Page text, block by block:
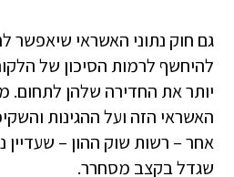
גם חוק נתוני האשראי שיאפשר
להיחשף לרמות הסיכון של
יותר את החדירה שלהן לתחום.
האשראי הזה ועל ההגינות
אחר – רשות שוק ההון – שעדיין
שגדל בקצב מסחרר.